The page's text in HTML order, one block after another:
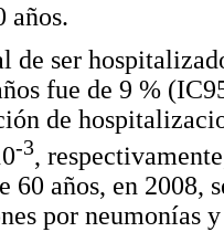
años.
de ser
fue de 9 %
de
-3,
60 años, en 2008,
por neumonías